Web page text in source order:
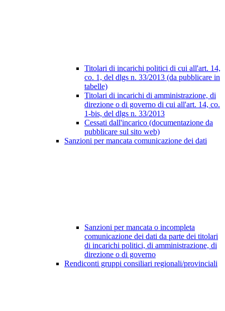
Titolari di incarichi politici di cui all'art. 14,
co. 1, del dlgs n. 33/2013 (da pubblicare in
tabelle)
Titolari di incarichi di amministrazione, di
direzione o di governo di cui all'art. 14, co.
1-bis, del dlgs n. 33/2013
Cessati dall'incarico (documentazione da
pubblicare sul sito web)
Sanzioni per mancata comunicazione dei dati
Sanzioni per mancata o incompleta
comunicazione dei dati da parte dei titolari
di incarichi politici, di amministrazione, di
direzione o di governo
Rendiconti gruppi consiliari regionali/provinciali